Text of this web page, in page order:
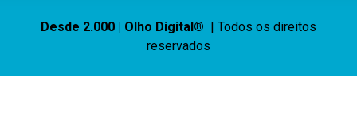
Desde 2.000 | Olho Digital® | Todos os direitos
reservados